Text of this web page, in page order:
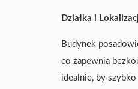
Działka i
Budynek
co zapewnia
idealnie, by